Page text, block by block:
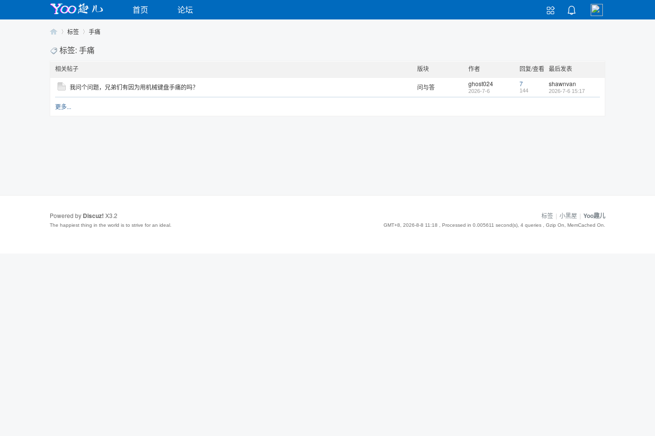


首页 论坛
Yo›
标签 手痛
标签: 手痛
相关帖子 版块 作者 回复/查看 最后发表
我问个问题，兄弟们有因为用机械键盘手痛的吗？ 问与答 ghost024
2026-7-6
7
144
shawnvan
2026-7-6 15:17
更多...
标签 | 小黑屋 | Yoo趣儿
GMT+8, 2026-8-8 11:18 , Processed in 0.005611 second(s), 4 queries , Gzip On, MemCached On.
Powered by Discuz! X3.2
The happiest thing in the world is to strive for an ideal.